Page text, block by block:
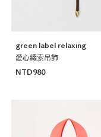
green label relaxing
愛心繩索吊飾
NTD980